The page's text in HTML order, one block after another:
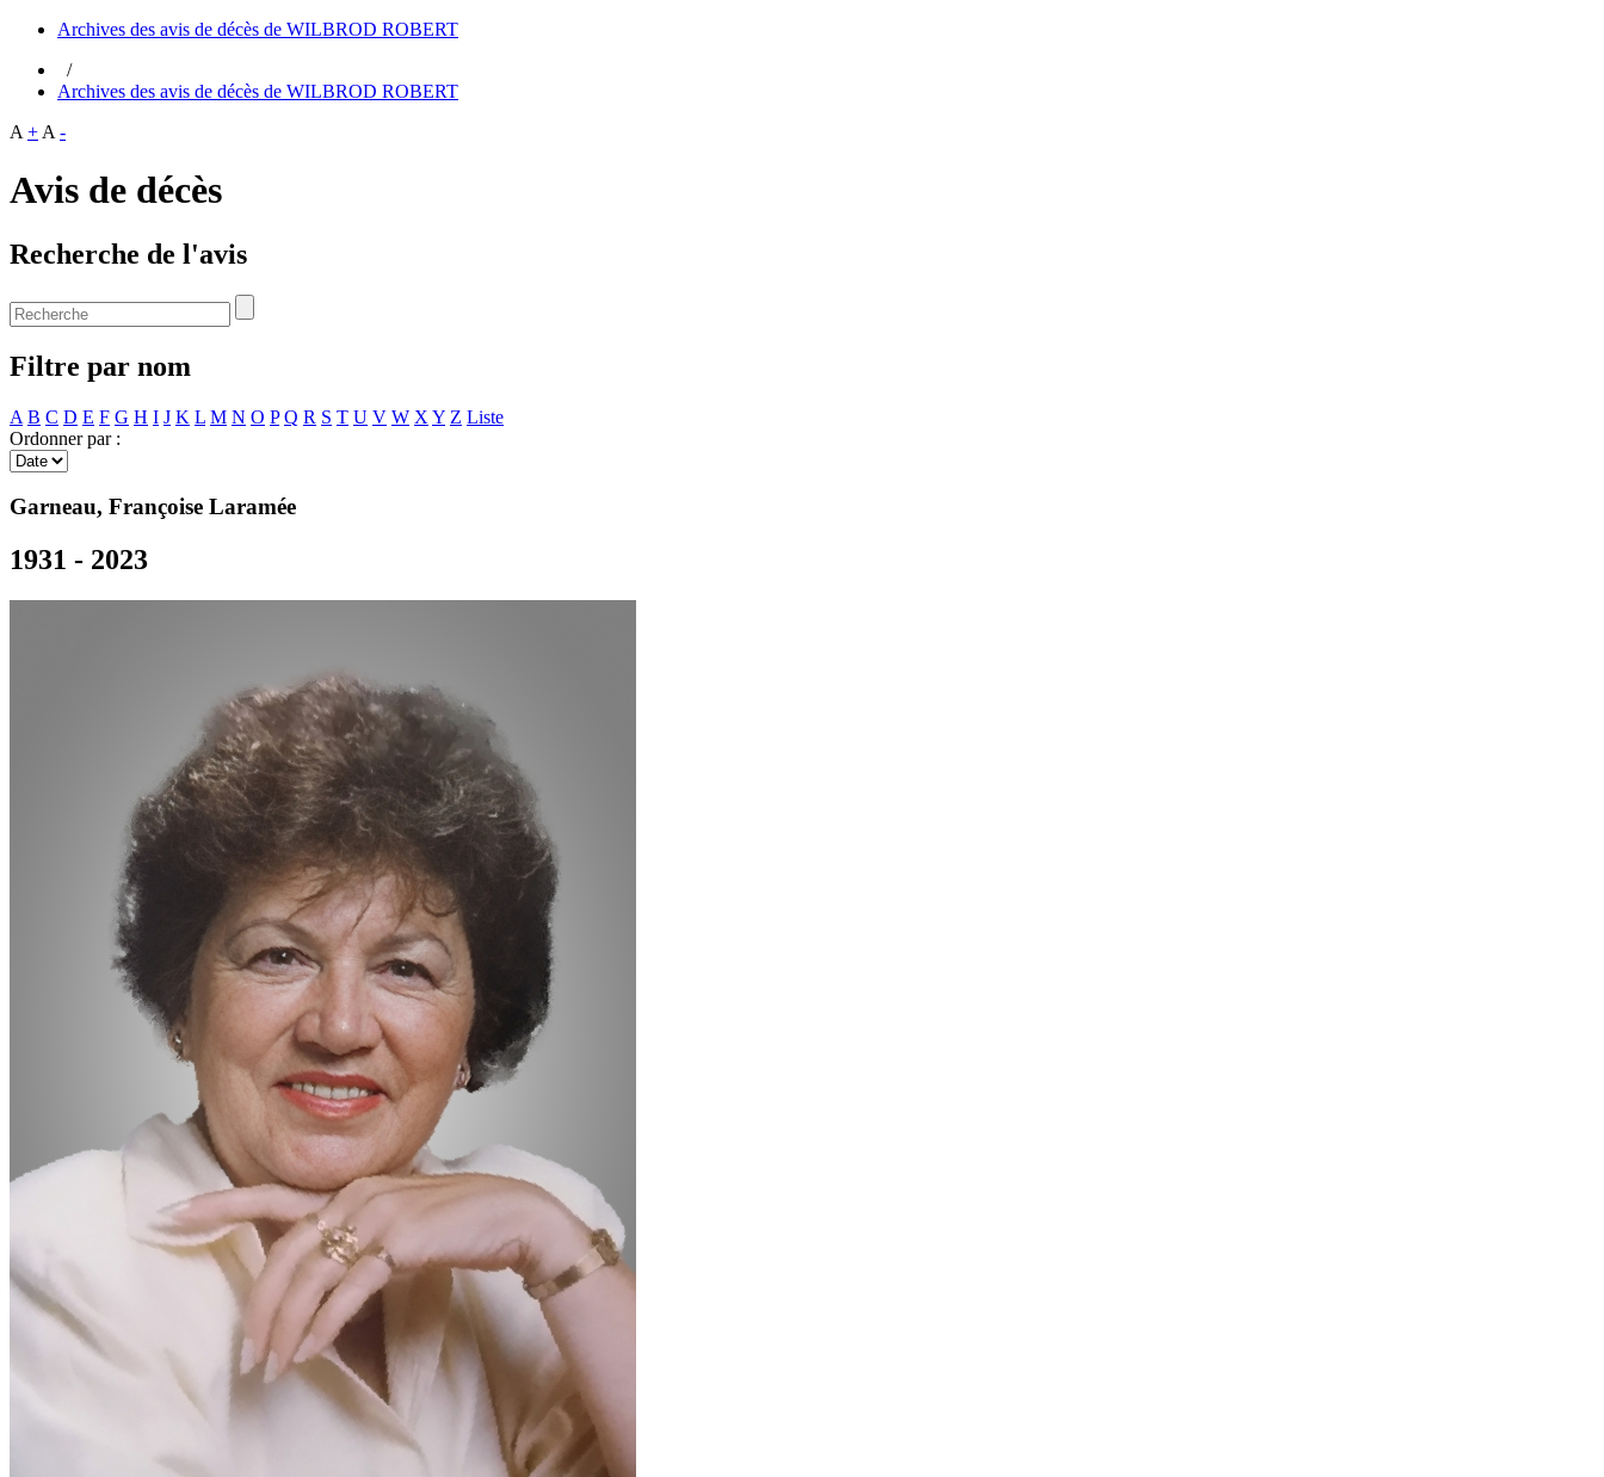
Archives des avis de décès de WILBROD ROBERT
/
Archives des avis de décès de WILBROD ROBERT
A + A -
Avis de décès
Recherche de l'avis
Filtre par nom
A B C D E F G H I J K L M N O P Q R S T U V W X Y Z Liste
Ordonner par :
Garneau, Françoise Laramée
1931 - 2023